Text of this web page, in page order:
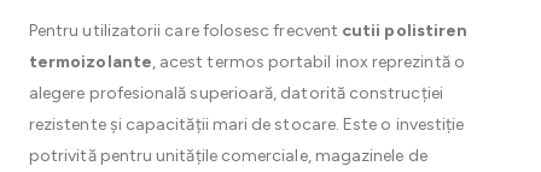
Pentru utilizatorii care folosesc frecvent cutii polistiren
termoizolante, acest termos portabil inox reprezintă o
alegere profesională superioară, datorită construcției
rezistente și capacității mari de stocare. Este o investiție
potrivită pentru unitățile comerciale, magazinele de